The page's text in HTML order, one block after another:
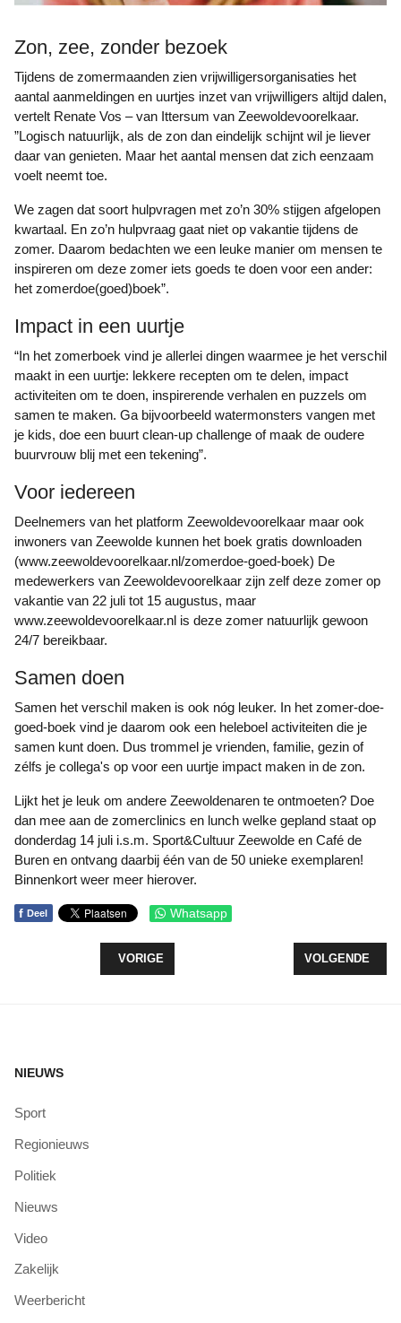
Zon, zee, zonder bezoek
Tijdens de zomermaanden zien vrijwilligersorganisaties het
aantal aanmeldingen en uurtjes inzet van vrijwilligers altijd dalen,
vertelt Renate Vos – van Ittersum van Zeewoldevoorelkaar.
”Logisch natuurlijk, als de zon dan eindelijk schijnt wil je liever
daar van genieten. Maar het aantal mensen dat zich eenzaam
voelt neemt toe.
We zagen dat soort hulpvragen met zo’n 30% stijgen afgelopen
kwartaal. En zo’n hulpvraag gaat niet op vakantie tijdens de
zomer. Daarom bedachten we een leuke manier om mensen te
inspireren om deze zomer iets goeds te doen voor een ander:
het zomerdoe(goed)boek”.
Impact in een uurtje
“In het zomerboek vind je allerlei dingen waarmee je het verschil
maakt in een uurtje: lekkere recepten om te delen, impact
activiteiten om te doen, inspirerende verhalen en puzzels om
samen te maken. Ga bijvoorbeeld watermonsters vangen met
je kids, doe een buurt clean-up challenge of maak de oudere
buurvrouw blij met een tekening”.
Voor iedereen
Deelnemers van het platform Zeewoldevoorelkaar maar ook
inwoners van Zeewolde kunnen het boek gratis downloaden
(www.zeewoldevoorelkaar.nl/zomerdoe-goed-boek) De
medewerkers van Zeewoldevoorelkaar zijn zelf deze zomer op
vakantie van 22 juli tot 15 augustus, maar
www.zeewoldevoorelkaar.nl is deze zomer natuurlijk gewoon
24/7 bereikbaar.
Samen doen
Samen het verschil maken is ook nóg leuker. In het zomer-doe-
goed-boek vind je daarom ook een heleboel activiteiten die je
samen kunt doen. Dus trommel je vrienden, familie, gezin of
zélfs je collega's op voor een uurtje impact maken in de zon.
Lijkt het je leuk om andere Zeewoldenaren te ontmoeten? Doe
dan mee aan de zomerclinics en lunch welke gepland staat op
donderdag 14 juli i.s.m. Sport&Cultuur Zeewolde en Café de
Buren en ontvang daarbij één van de 50 unieke exemplaren!
Binnenkort weer meer hierover.
f Deel Whatsapp
VORIG ARTIKEL: NIEUWE WETHOUDERS
VORIGE VOLGENDE
VOLGENDE
NIEUWS
Sport
Regionieuws
Politiek
Nieuws
Video
Zakelijk
Weerbericht